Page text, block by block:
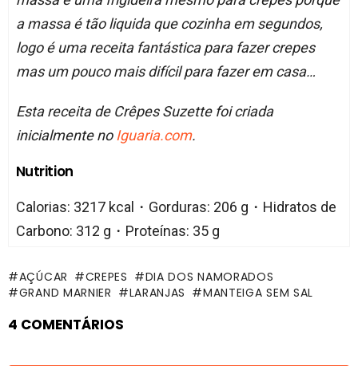
a massa é tão liquida que cozinha em segundos,
logo é uma receita fantástica para fazer crepes
mas um pouco mais difícil para fazer em casa…
Esta receita de Crêpes Suzette foi criada
inicialmente no Iguaria.com.
Nutrition
Calorias: 3217 kcal・Gorduras: 206 g・Hidratos de
Carbono: 312 g・Proteínas: 35 g
AÇÚCAR CREPES
DIA DOS NAMORADOS
GRAND MARNIER
LARANJAS MANTEIGA SEM SAL
4 COMENTÁRIOS